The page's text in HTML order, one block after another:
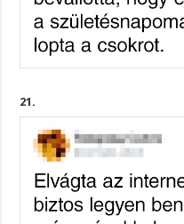
21.